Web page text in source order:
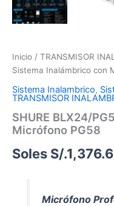
Inicio / TRANSMISOR
Sistema Inalámbrico con
Sistema Inalambrico,
TRANSMISOR
SHURE BLX24/
Micrófono PG58
Soles S/.1,376.6
Micrófono